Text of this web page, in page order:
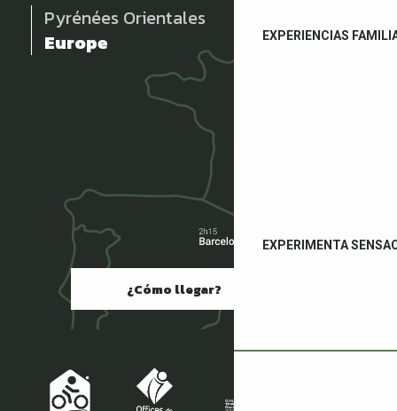
EXPERIENCIAS
EXPERIMENTA
Pyrénées Orientales
Europe
¿Cómo llegar?